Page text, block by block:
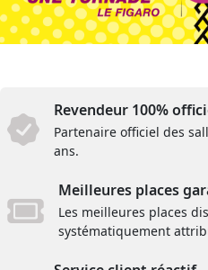
Revendeur 100%
Partenaire officiel des
ans.
Meilleures places
Les meilleures places
systématiquement